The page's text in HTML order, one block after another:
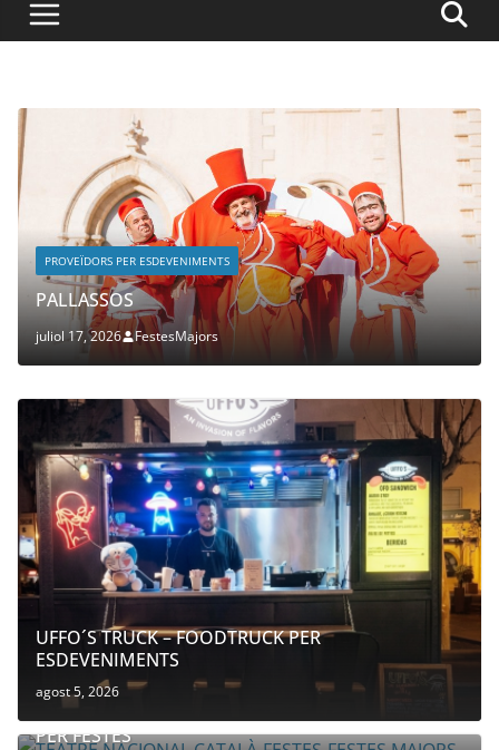
PROVEÏDORS PER ESDEVENIMENTS
PALLASSOS
juliol 17, 2026 FestesMajors
UFFO´S TRUCK – FOODTRUCK PER
ESDEVENIMENTS
agost 5, 2026
PER FESTES